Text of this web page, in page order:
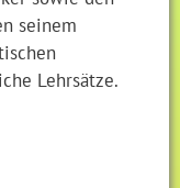
seinem
Lehrsätze.